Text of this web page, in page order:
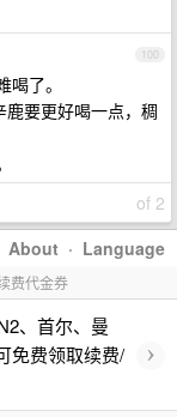
100
了。
要更好喝一点，稠
of 2
About · Language
费代金券
、首尔、曼
免费领取续费/
›